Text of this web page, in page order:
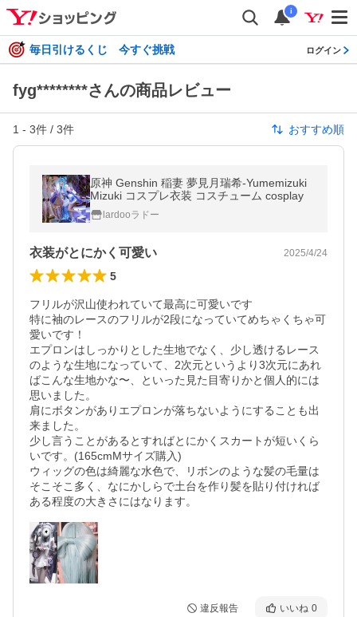
i
毎日引けるくじ 今すぐ挑戦 ログイン
fyg********さんの商品レビュー
1 - 3件 / 3件 おすすめ順
原神 Genshin 稲妻 夢見月瑞希-Yumemizuki
Mizuki コスプレ衣装 コスチューム cosplay
lardooラドー
衣装がとにかく可愛い 2025/4/24
5
フリルが沢山使われていて最高に可愛いです
特に袖のレースのフリルが2段になっていてめちゃくちゃ可
愛いです！
エプロンはしっかりとした生地でなく、少し透けるレース
のような生地になっていて、2次元というより3次元にあれ
ばこんな生地かな〜、といった見た目寄りかと個人的には
思いました。
肩にボタンがありエプロンが落ちないようにすることも出
来ました。
少し言うことがあるとすればとにかくスカートが短いくら
いです。(165cmMサイズ購入)
ウィッグの色は綺麗な水色で、リボンのような髪の毛量は
そこそこ多く、なにかしらで土台を作り髪を貼り付ければ
ある程度の大きさにはなります。
違反報告 いいね 0